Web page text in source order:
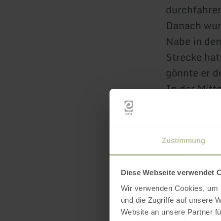
Zustimmung
Diese Webseite verwendet
Wir verwenden Cookies,
und die Zugriffe auf unsere
Website an unsere Partner
Danach
Nabe in
Strecke
gönnte er
In der
aus dem
und
auf den
Kutscher
exakt an
Während